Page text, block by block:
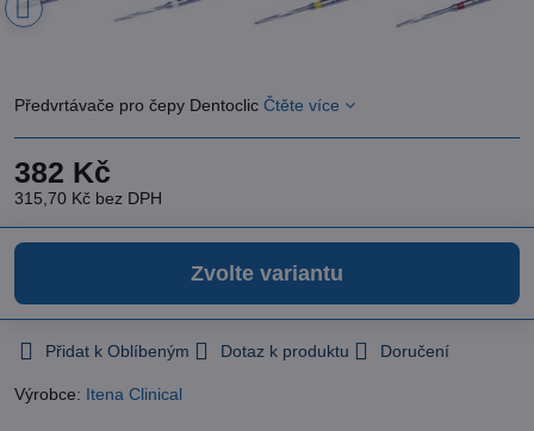
Předvrtávače pro čepy Dentoclic Čtěte více
382 Kč
315,70 Kč bez DPH
Zvolte variantu
Přidat k Oblíbeným Dotaz k produktu Doručení
Výrobce: Itena Clinical